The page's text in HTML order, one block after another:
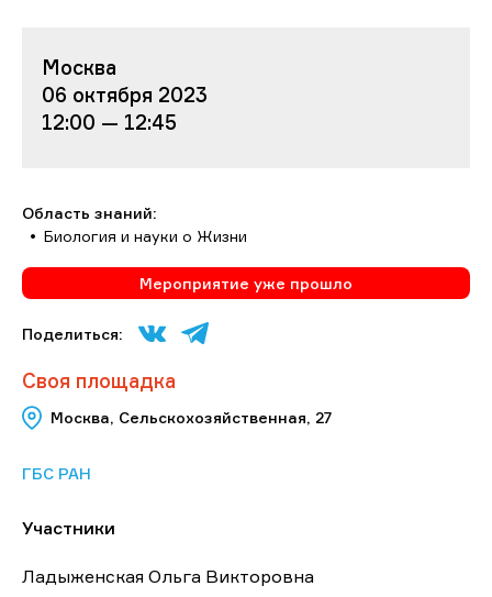
Москва
06 октября 2023
12:00 — 12:45
Область знаний:
Биология и науки о Жизни
Мероприятие уже прошло
Поделиться:
Своя площадка
Москва, Сельскохозяйственная, 27
ГБС РАН
Участники
Ладыженская Ольга Викторовна